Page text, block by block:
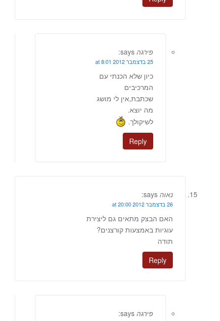
פירגה says:
25 בדצמבר 2012 at 8:01
כיון שלא הכנתי עם
המרכיבים
שכתבת,אין לי מושג
מה יוצא.
לשיקולך.
Reply
נאוה says:
26 בדצמבר 2012 at 20:00
האם הבצק מתאים גם ליצירת
עוגיות באמצעות קורצנים?
תודה
Reply
פירגה says: